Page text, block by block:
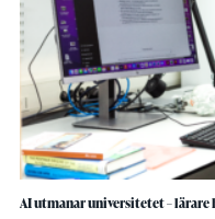
AI utmanar universitetet –